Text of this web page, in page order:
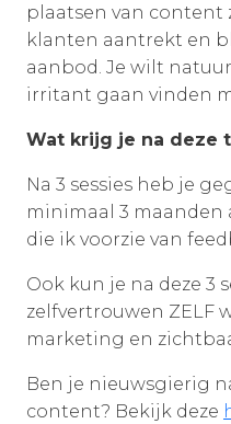
plaatsen van content
klanten aantrekt en
aanbod. Je wilt
irritant gaan vinden
Wat krijg je na deze
Na 3 sessies heb je
minimaal 3
die ik voorzie van
Ook kun je na deze 3
zelfvertrouwen ZELF
marketing en
Ben je nieuwsgierig
content? Bekijk deze